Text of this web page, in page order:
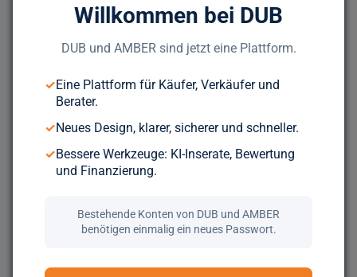
Willkommen bei DUB
DUB und AMBER sind jetzt eine Plattform.
✓Eine Plattform für Käufer, Verkäufer und
Berater.
✓Neues Design, klarer, sicherer und schneller.
✓Bessere Werkzeuge: KI-Inserate, Bewertung
und Finanzierung.
Bestehende Konten von DUB und AMBER
benötigen einmalig ein neues Passwort.
Unternehmensnachfolge.
Bereit für deinen nächsten Deal?
Durchsuche über 5.000 geprüfte Unternehmen aus ganz